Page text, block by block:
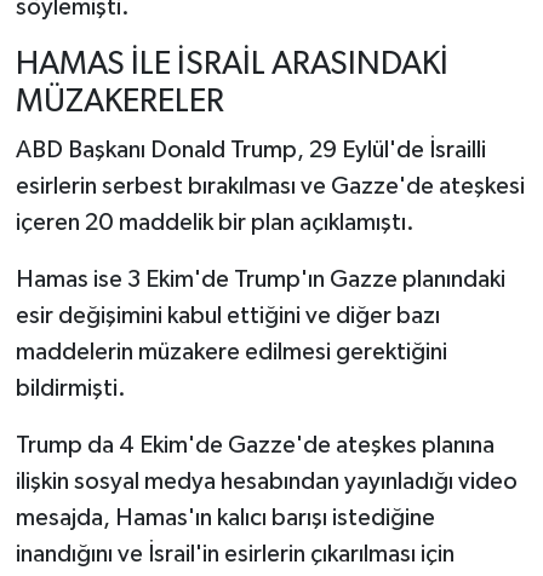
söylemişti.
HAMAS İLE İSRAİL ARASINDAKİ
MÜZAKERELER
ABD Başkanı Donald Trump, 29 Eylül'de İsrailli
esirlerin serbest bırakılması ve Gazze'de ateşkesi
içeren 20 maddelik bir plan açıklamıştı.
Hamas ise 3 Ekim'de Trump'ın Gazze planındaki
esir değişimini kabul ettiğini ve diğer bazı
maddelerin müzakere edilmesi gerektiğini
bildirmişti.
Trump da 4 Ekim'de Gazze'de ateşkes planına
ilişkin sosyal medya hesabından yayınladığı video
mesajda, Hamas'ın kalıcı barışı istediğine
inandığını ve İsrail'in esirlerin çıkarılması için